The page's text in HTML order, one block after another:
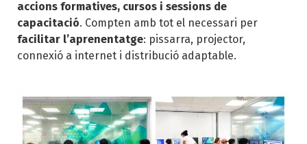
accions formatives, cursos i sessions de
capacitació. Compten amb tot el necessari per
facilitar l’aprenentatge: pissarra, projector,
connexió a internet i distribució adaptable.